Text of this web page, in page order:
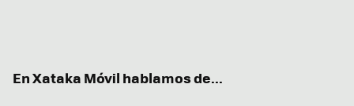
En Xataka Móvil hablamos de...